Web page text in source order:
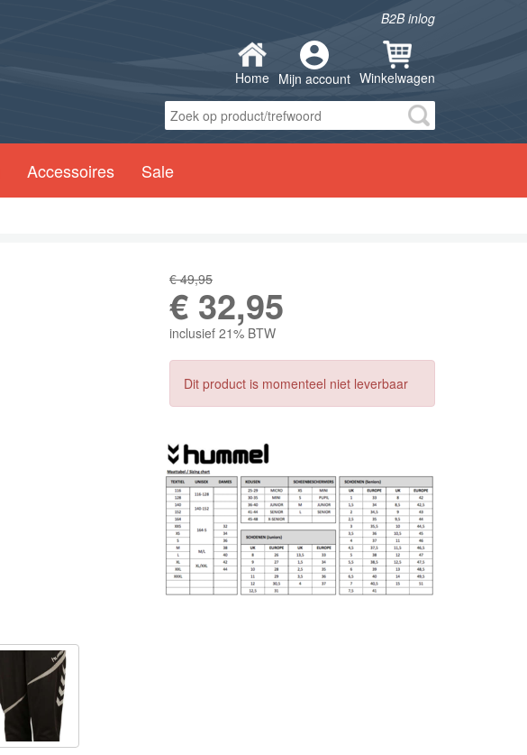
B2B inlog
Home Mijn account Winkelwagen
Accessoires Sale
€ 49,95
€ 32,95
inclusief 21% BTW
Dit product is momenteel niet leverbaar